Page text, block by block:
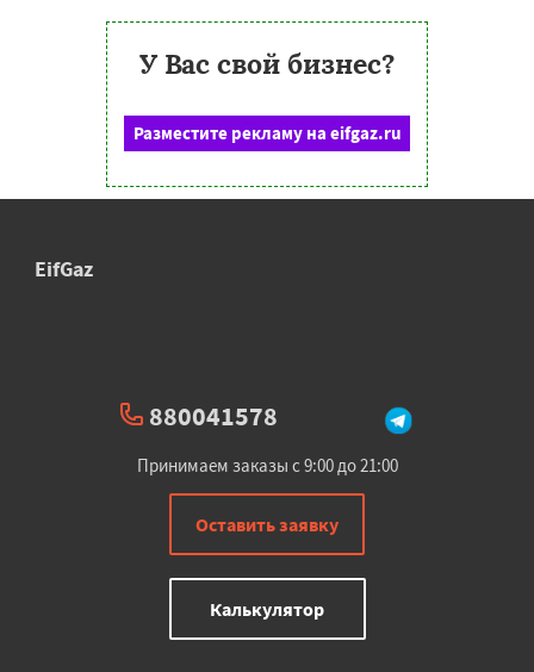
У Вас свой бизнес?
Разместите рекламу на eifgaz.ru
EifGaz
880041578
Принимаем заказы с 9:00 до 21:00
Оставить заявку
Калькулятор